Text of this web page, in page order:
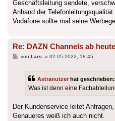
Geschäftsleitung sendete,
Anhand der
Vodafone sollte mal seine
Re: DAZN Channels ab
Beitrag
von Lars-» 02.05.2022, 18:45
Astranutzer hat geschrieben:
Was ist denn eine
Der Kundenservice leitet
Genaueres weiß ich auch nicht.